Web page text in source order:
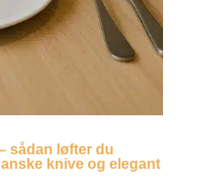
sådan løfter du
knive og elegant